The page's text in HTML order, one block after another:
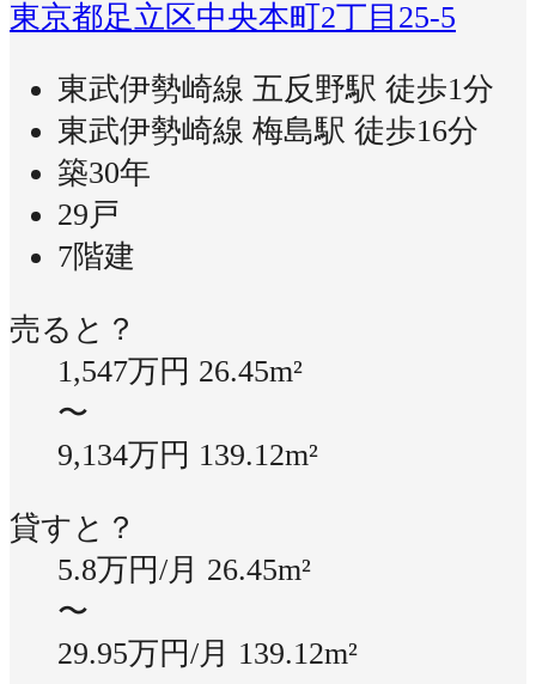
東京都足立区中央本町2丁目25-5
東武伊勢崎線 五反野駅 徒歩1分
東武伊勢崎線 梅島駅 徒歩16分
築30年
29戸
7階建
売ると？
1,547万円 26.45m²
〜
9,134万円 139.12m²
貸すと？
5.8万円/月 26.45m²
〜
29.95万円/月 139.12m²